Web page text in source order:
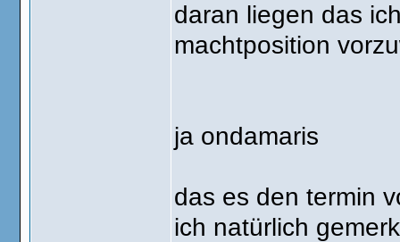
daran liegen das
machtposition
ja ondamaris
das es den termin
ich natürlich